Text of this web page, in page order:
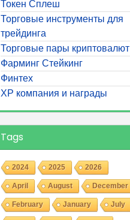
Токен Сплеш
Торговые инструменты для
трейдинга
Торговые пары криптовалют
Фарминг Стейкинг
Финтех
ХР компания и награды
Tags
2024 2025 2026
April August December
February January July